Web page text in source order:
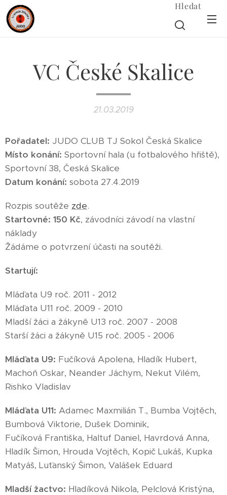
Hledat
VC České Skalice
21.03.2019
Pořadatel: JUDO CLUB TJ Sokol Česká Skalice
Místo konání: Sportovní hala (u fotbalového hřiště),
Sportovní 38, Česká Skalice
Datum konání: sobota 27.4.2019
Rozpis soutěže zde.
Startovné: 150 Kč, závodníci závodí na vlastní
náklady
Žádáme o potvrzení účasti na soutěži.
Startují:
Mláďata U9 roč. 2011 - 2012
Mláďata U11 roč. 2009 - 2010
Mladší žáci a žákyně U13 roč. 2007 - 2008
Starší žáci a žákyně U15 roč. 2005 - 2006
Mláďata U9: Fučíková Apolena, Hladík Hubert,
Machoň Oskar, Neander Jáchym, Nekut Vilém,
Rishko Vladislav
Mláďata U11: Adamec Maxmilián T., Bumba Vojtěch,
Bumbová Viktorie, Dušek Dominik,
Fučíková Františka, Haltuf Daniel, Havrdová Anna,
Hladík Šimon, Hrouda Vojtěch, Kopič Lukáš, Kupka
Matyáš, Luťanský Šimon, Valášek Eduard
Mladší žactvo: Hladíková Nikola, Pelclová Kristýna,